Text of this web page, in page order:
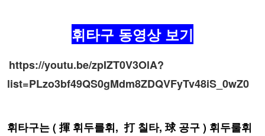
휘타구 동영상 보기
https://youtu.be/zpIZT0V3OlA?
list=PLzo3bf49QS0gMdm8ZDQVFyTv48iS_0wZ0
휘타구는 ( 揮 휘두를휘, 打 칠타, 球 공구 ) 휘두룰휘